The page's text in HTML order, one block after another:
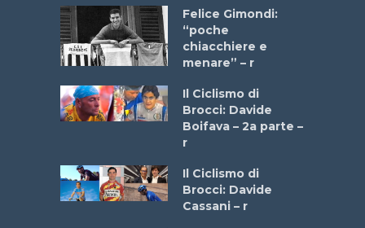
Felice Gimondi:
“poche
chiacchiere e
menare” – r
Il Ciclismo di
Brocci: Davide
Boifava – 2a parte –
r
Il Ciclismo di
Brocci: Davide
Cassani – r